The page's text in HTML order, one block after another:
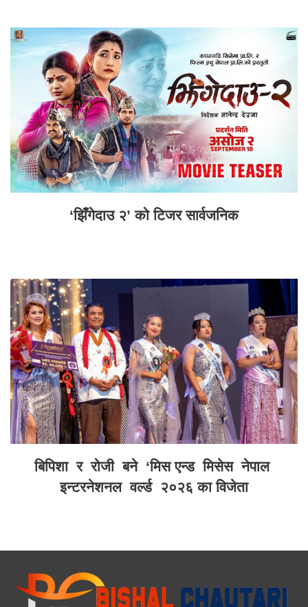
‘झिँगेदाउ २’ को टिजर सार्वजनिक
बिपिशा र रोजी बने ‘मिस एन्ड मिसेस नेपाल
इन्टरनेशनल वर्ल्ड २०२६ का विजेता